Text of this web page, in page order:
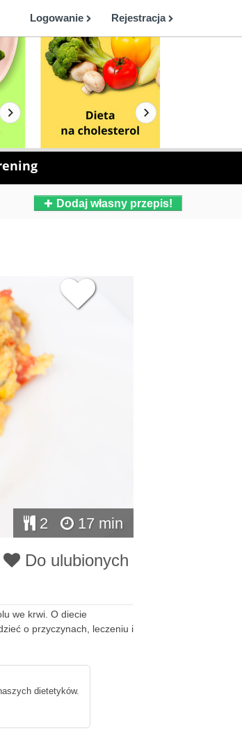
Logowanie Rejestracja
Dodaj własny przepis!
2 17 min
Do ulubionych
we krwi. O diecie
o przyczynach, leczeniu i
dietetyków.